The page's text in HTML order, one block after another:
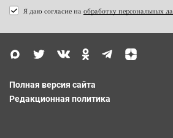
Я даю согласие на обработку персональных
Полная версия сайта
Редакционная политика